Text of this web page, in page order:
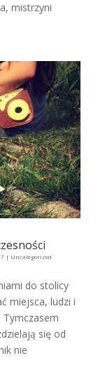
mistrzyni
| Uncategorized
do stolicy
miejsca, ludzi i
się od
nie